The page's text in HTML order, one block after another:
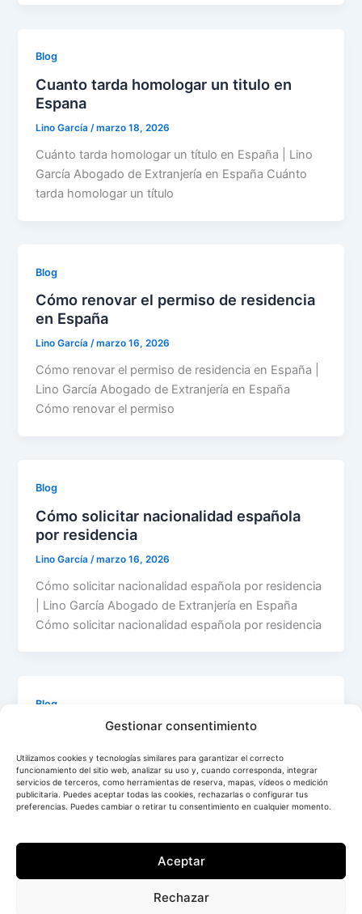
Gestionar consentimiento
Utilizamos cookies y tecnologías similares para garantizar el correcto
funcionamiento del sitio web, analizar su uso y, cuando corresponda, integrar
servicios de terceros, como herramientas de reserva, mapas, vídeos o medición
publicitaria. Puedes aceptar todas las cookies, rechazarlas o configurar tus
preferencias. Puedes cambiar o retirar tu consentimiento en cualquier momento.
Aceptar
Rechazar
Blog
Cuanto tarda homologar un titulo en
Espana
Lino García/marzo 18, 2026
Cuánto tarda homologar un título en España | Lino
García Abogado de Extranjería en España Cuánto
tarda homologar un título
Blog
Cómo renovar el permiso de residencia
en España
Lino García/marzo 16, 2026
Cómo renovar el permiso de residencia en España |
Lino García Abogado de Extranjería en España
Cómo renovar el permiso
Blog
Cómo solicitar nacionalidad española
por residencia
Lino García /marzo 16, 2026
Cómo solicitar nacionalidad española por residencia
| Lino García Abogado de Extranjería en España
Cómo solicitar nacionalidad española por residencia
Blog
Requisitos para arraigo social en españa
Lino García /marzo 16, 2026
Requisitos para arraigo social en España 2026 | Lino
para obtener arraigo social